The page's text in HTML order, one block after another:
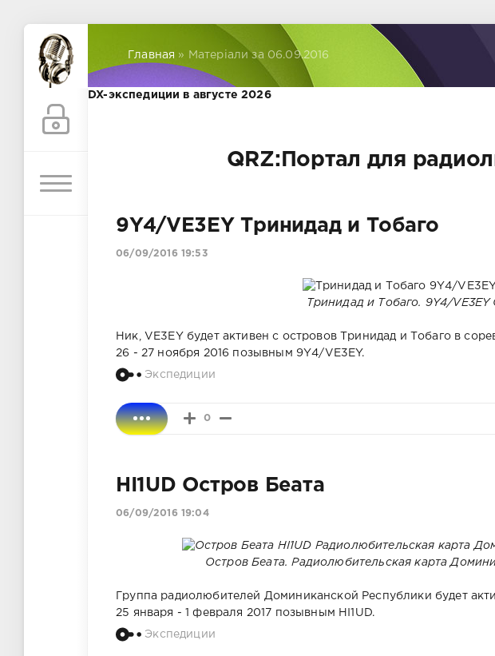
Главная » Матеріали за 06.09.2016
DX-экспедиции в августе 2026
QRZ:Портал для
9Y4/VE3EY Тринидад и Тобаго
06/09/2016 19:53
Тринидад и Тобаго. 9Y4/VE3EY
Ник, VE3EY будет активен с островов Тринидад и Тобаго в
26 - 27 ноября 2016 позывным 9Y4/VE3EY.
Экспедиции
0
HI1UD Остров Беата
06/09/2016 19:04
Остров Беата. Радиолюбительская карта
Группа радиолюбителей Доминиканской Республики будет
25 января - 1 февраля 2017 позывным HI1UD.
Экспедиции